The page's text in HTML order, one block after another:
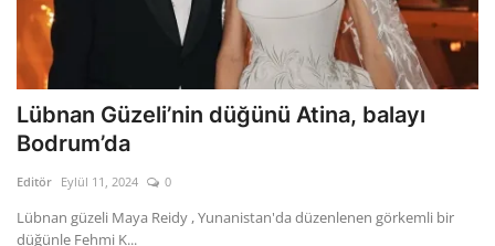
Lübnan Güzeli’nin düğünü Atina, balayı
Bodrum’da
Editör Eylül 11, 2024 0
Lübnan güzeli Maya Reidy , Yunanistan'da düzenlenen görkemli bir
düğünle Fehmi K...